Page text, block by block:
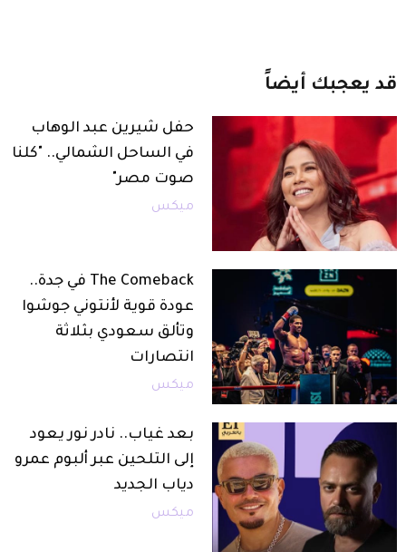
قد يعجبك أيضاً
حفل شيرين عبد الوهاب
في الساحل الشمالي.. "كلنا
صوت مصر"
ميكس
The Comeback في جدة..
عودة قوية لأنتوني جوشوا
وتألق سعودي بثلاثة
انتصارات
ميكس
بعد غياب.. نادر نور يعود
إلى التلحين عبر ألبوم عمرو
دياب الجديد
ميكس